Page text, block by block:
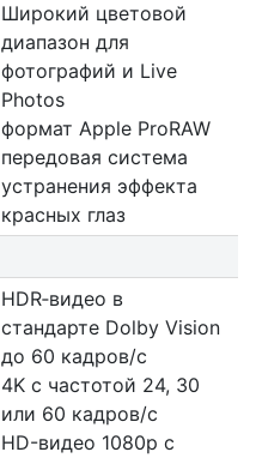
Широкий цветовой
диапазон для
фотографий и Live
Photos
формат Apple ProRAW
передовая система
устранения эффекта
красных глаз
HDR‑видео в
стандарте Dolby Vision
до 60 кадров/ с
4K с частотой 24, 30
или 60 кадров/ с
HD-видео 1080p с